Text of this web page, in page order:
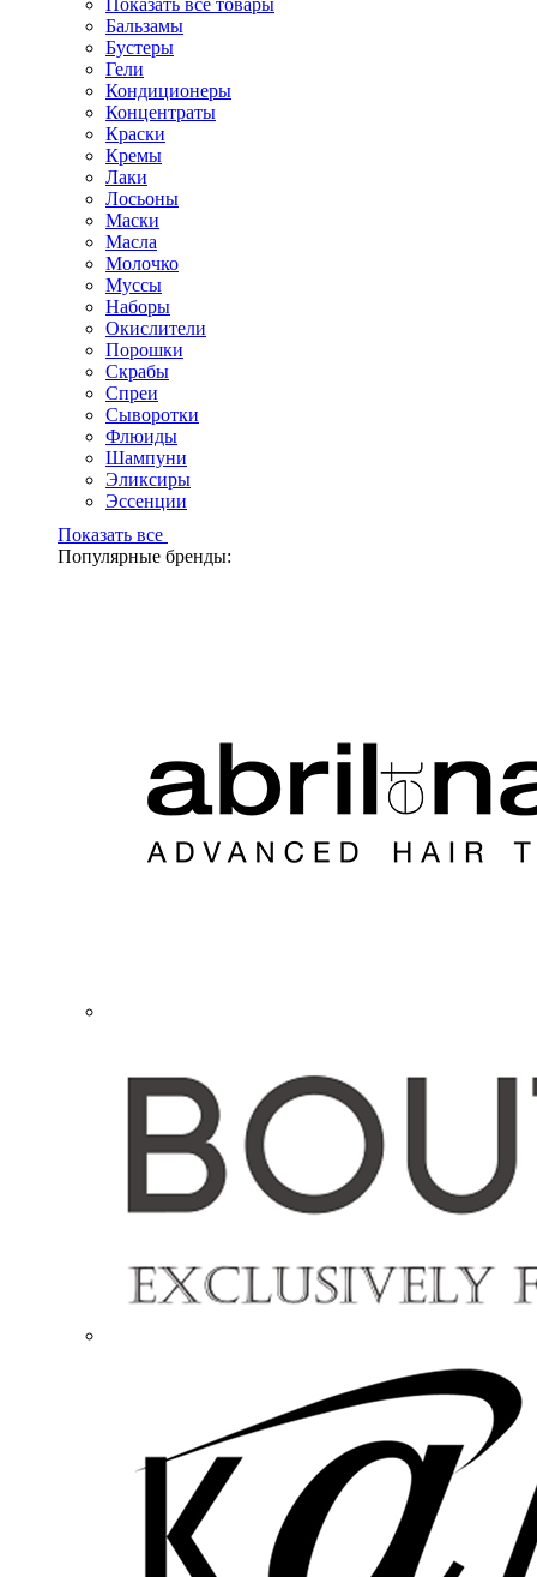
Показать все товары
Бальзамы
Бустеры
Гели
Кондиционеры
Концентраты
Краски
Кремы
Лаки
Лосьоны
Маски
Масла
Молочко
Муссы
Наборы
Окислители
Порошки
Скрабы
Спреи
Сыворотки
Флюиды
Шампуни
Эликсиры
Эссенции
Показать все
Популярные бренды: